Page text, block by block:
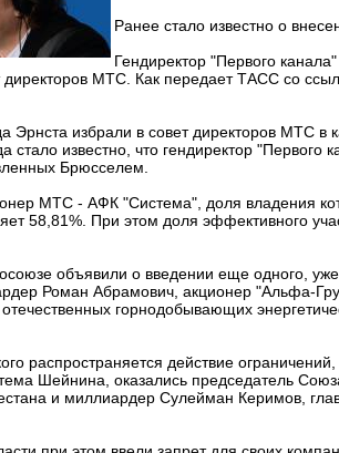
Ранее стало известно о
Гендиректор "Первого
директоров МТС. Как передает ТАСС со
Эрнста избрали в совет директоров МТС
стало известно, что гендиректор
Брюсселем.
МТС - АФК "Система", доля владения
58,81%. При этом доля эффективного
объявили о введении еще одного,
Роман Абрамович, акционер "Альфа-
отечественных горнодобывающих
распространяется действие
Шейнина, оказались председатель
и миллиардер Сулейман Керимов,